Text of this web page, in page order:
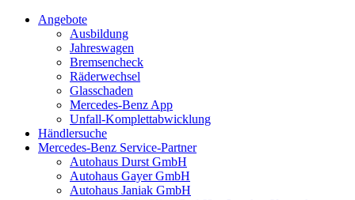
Angebote
Ausbildung
Jahreswagen
Bremsencheck
Räderwechsel
Glasschaden
Mercedes-Benz App
Unfall-Komplettabwicklung
Händlersuche
Mercedes-Benz Service-Partner
Autohaus Durst GmbH
Autohaus Gayer GmbH
Autohaus Janiak GmbH